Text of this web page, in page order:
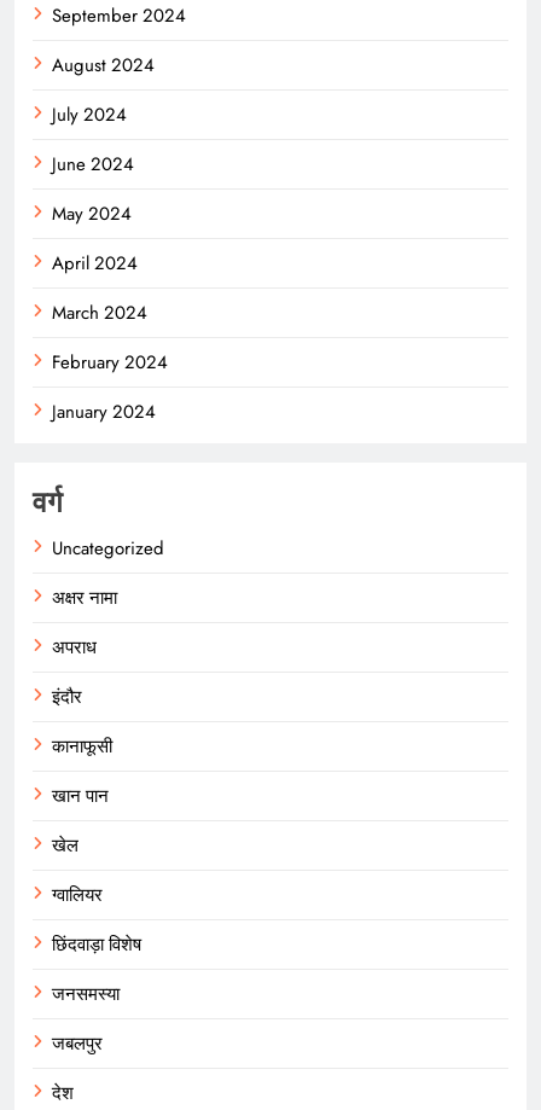
September 2024
August 2024
July 2024
June 2024
May 2024
April 2024
March 2024
February 2024
January 2024
वर्ग
Uncategorized
अक्षर नामा
अपराध
इंदौर
कानाफूसी
खान पान
खेल
ग्वालियर
छिंदवाड़ा विशेष
जनसमस्या
जबलपुर
देश